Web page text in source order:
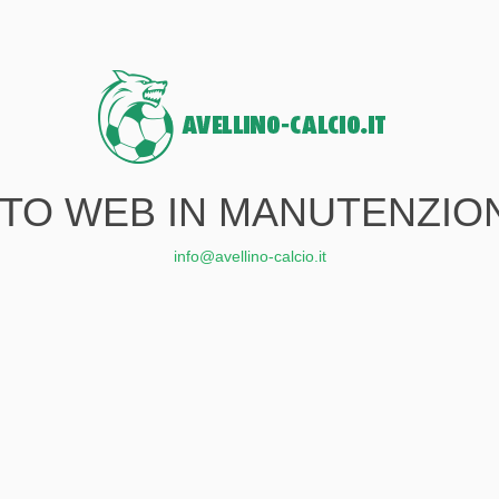
WEB IN
info@avellino-calcio.it